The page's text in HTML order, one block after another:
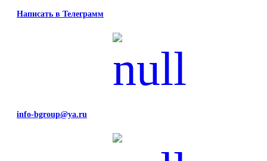
Написать в Телеграмм
info-bgroup@ya.ru